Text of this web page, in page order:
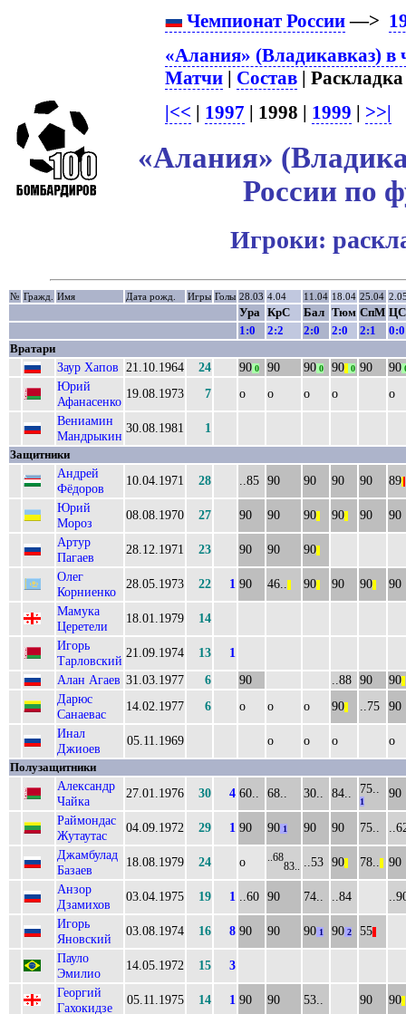
Чемпионат России—>
«Алания» (Владикавказ) в
Матчи | Состав |
|<< | 1997 | 1998 | 1999 | >>|
«Алания»
России по
Игроки:
№ Гражд. Имя Дата рожд. Игры Голы 28.03 4.04 11.04 18.04 25.04
Ура КрС Бал Тюм СпМ
1:0
2:2 2:0 2:0 2:1
0:0
Вратари
Заур Хапов 21.10.1964 24 90 0 90 90 0 90 0 90 90
Юрий
Афанасенко
19.08.1973 7 о о о о
о
Вениамин
Мандрыкин
30.08.1981 1
Защитники
Андрей
Фёдоров
10.04.1971 28 ..85 90 90 90 90 89
Юрий
Мороз
08.08.1970 27 90 90 90 90 90
90
Артур
Пагаев
28.12.1971 23 90 90 90
Олег
Корниенко
28.05.1973 22 1 90 46.. 90 90 90
90
Мамука
Церетели
18.01.1979
14
Игорь
Тарловский
21.09.1974 13
1
Алан Агаев 31.03.1977 6 90 ..88 90 90
Дарюс
Санаевас
14.02.1977 6 о о о 90 ..75
90
Инал
Джиоев
05.11.1969 о о о о
Полузащитники
Александр
Чайка
27.01.1976 30 4 60.. 68.. 30.. 84.. 75..
1
90
Раймондас
Жутаутас
04.09.1972 29 1 90 90 1 90 90 75..
Джамбулад
Базаев
18.08.1979 24 о ..68
83.. ..53 90 78..
90
Анзор
Дзамихов
03.04.1975 19 1 ..60 90 74.. ..84
Игорь
Яновский
03.08.1974 16 8 90 90 90 1 90 2 55
Пауло
Эмилио
14.05.1972 15
3
Георгий
Гахокидзе
05.11.1975 14 1 90 90 53.. 90 90